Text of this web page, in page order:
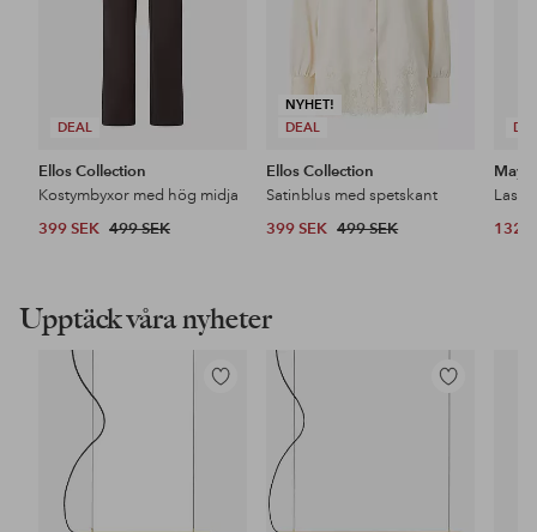
DEAL
Ellos Collection
Kostymbyxor med hög midja
399 SEK 499 SEK
NYHET!
DEAL
Ellos Collection
Satinblus med spetskant
399 SEK 499 SEK 132
Upptäck våra nyheter
Lägg
Lägg